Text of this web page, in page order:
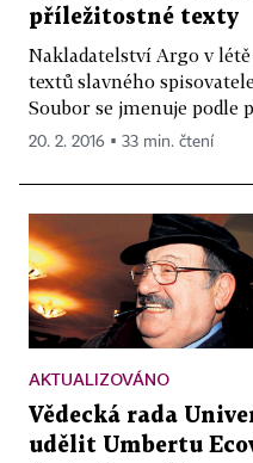
příležitostné texty
Nakladatelství Argo v
textů slavného
Soubor se jmenuje podle
20. 2. 2016 ▪ 33 min. čtení
AKTUALIZOVÁNO
Vědecká rada
udělit Umbertu